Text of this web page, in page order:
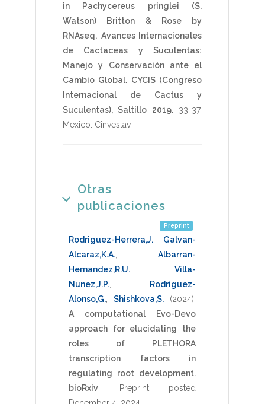
in Pachycereus pringlei (S.
Watson) Britton & Rose by
RNAseq. Avances Internacionales
de Cactaceas y Suculentas:
Manejo y Conservación ante el
Cambio Global. CYCIS (Congreso
Internacional de Cactus y
Suculentas), Saltillo 2019.
33-37,
Mexico: Cinvestav.
Otras
publicaciones
Preprint
Rodriguez-Herrera,J.
Galvan-
Alcaraz,K.A.
Albarran-
Hernandez,R.U.
Villa-
Nunez,J.P.
Rodriguez-
Alonso,G.
Shishkova,S. (2024)
A computational Evo-Devo
approach for elucidating the
roles of PLETHORA
transcription factors in
regulating root development.
bioRxiv
Preprint posted